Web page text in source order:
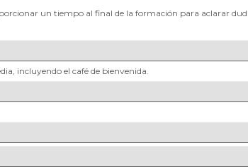
un tiempo al final de la formación para aclarar
incluyendo el café de bienvenida.